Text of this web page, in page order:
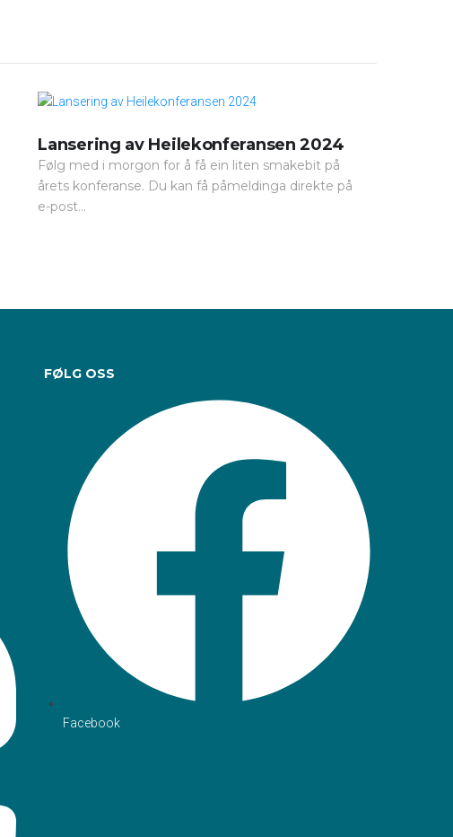
Lansering av Heilekonferansen 2024
Følg med i morgon for å få ein liten smakebit på
årets konferanse. Du kan få påmeldinga direkte på
e-post...
FØLG OSS
Facebook